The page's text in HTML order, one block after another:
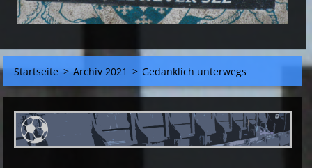
Startseite > Archiv 2021 > Gedanklich unterwegs